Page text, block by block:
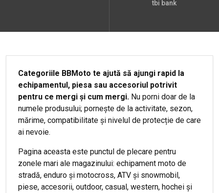
tbi bank
Categoriile BBMoto te ajută să ajungi rapid la
echipamentul, piesa sau accesoriul potrivit
pentru ce mergi și cum mergi. Nu porni doar de la
numele produsului; pornește de la activitate, sezon,
mărime, compatibilitate și nivelul de protecție de care
ai nevoie.
Pagina aceasta este punctul de plecare pentru
zonele mari ale magazinului: echipament moto de
stradă, enduro și motocross, ATV și snowmobil,
piese, accesorii, outdoor, casual, western, hochei și